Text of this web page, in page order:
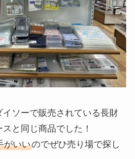
ソーで販売されている長財
と同じ商品でした！
がいいのでぜひ売り場で探し